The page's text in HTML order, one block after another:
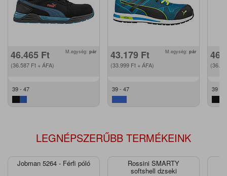
46.465 Ft
(36.587 Ft + ÁFA)
M.egység: pár
39 - 47
43.179 Ft
(33.999 Ft + ÁFA)
M.egység: pár
39 - 47 39 -
LEGNÉPSZERŰBB TERMÉKEINK
Jobman 5264 - Férfi póló Rossini SMARTY
softshell dzseki